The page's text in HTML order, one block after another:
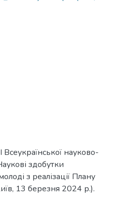
Всеукраїнської науково-
здобутки
з реалізації Плану
13 березня 2024 р.).